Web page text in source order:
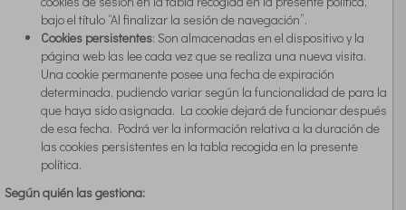
bajo el título “Al finalizar la sesión de navegación”.
Cookies persistentes: Son almacenadas en el dispositivo y la
página web las lee cada vez que se realiza una nueva visita.
Una cookie permanente posee una fecha de expiración
determinada, pudiendo variar según la funcionalidad de para la
que haya sido asignada. La cookie dejará de funcionar después
de esa fecha. Podrá ver la información relativa a la duración de
las cookies persistentes en la tabla recogida en la presente
política.
Según quién las gestiona: